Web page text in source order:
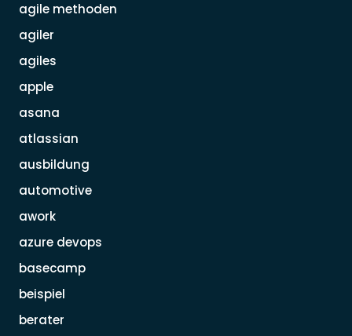
agile methoden
agiler
agiles
apple
asana
atlassian
ausbildung
automotive
awork
azure devops
basecamp
beispiel
berater